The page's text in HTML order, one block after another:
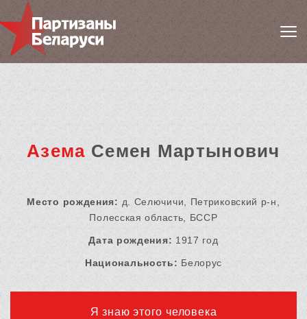
Азема Семен Мартынович
Место рождения: д. Селючичи, Петриковский р-н,
Полесская область, БССР
Дата рождения: 1917 год
Национальность: Белорус
Я знаю этого человека